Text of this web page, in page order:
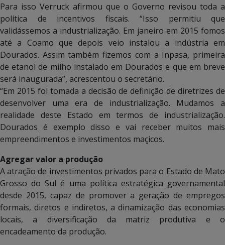
Para isso Verruck afirmou que o Governo revisou toda a
política de incentivos fiscais. “Isso permitiu que
validássemos a industrialização. Em janeiro em 2015 fomos
até a Coamo que depois veio instalou a indústria em
Dourados. Assim também fizemos com a Inpasa, primeira
de etanol de milho instalado em Dourados e que em breve
será inaugurada”, acrescentou o secretário.
“Em 2015 foi tomada a decisão de definição de diretrizes de
desenvolver uma era de industrialização. Mudamos a
realidade deste Estado em termos de industrialização.
Dourados é exemplo disso e vai receber muitos mais
empreendimentos e investimentos maçicos.
Agregar valor a produção
A atração de investimentos privados para o Estado de Mato
Grosso do Sul é uma política estratégica governamental
desde 2015, capaz de promover a geração de empregos
formais, diretos e indiretos, a dinamização das economias
locais, a diversificação da matriz produtiva e o
encadeamento da produção.